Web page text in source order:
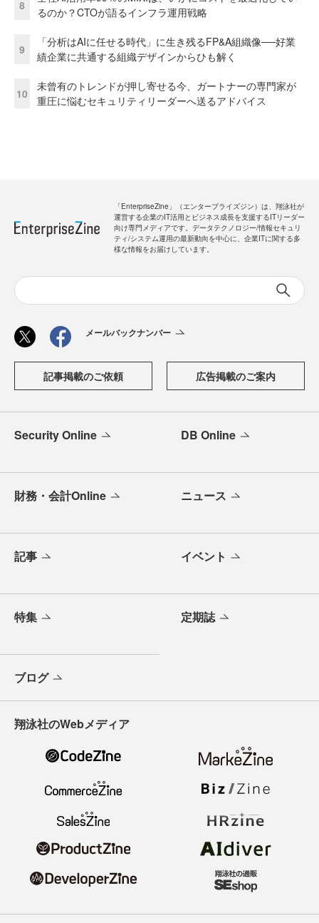
8
るのか？CTOが語るインフラ運用戦略
9
「分析はAIに任せる時代」に生き残るFP&A組織像──好業
績企業に共通する組織デザインからひも解く
10
未曾有のトレンドが押し寄せる今、ガートナーの専門家が
重圧に悩むセキュリティリーダーへ送るアドバイス
「EnterpriseZine」（エンタープライズジン）は、翔泳社が
運営する企業のIT活用とビジネス成長を支援するITリーダー
向け専門メディアです。データテクノロジー/情報セキュリ
ティ/システム運用の最新動向を中心に、企業ITに関する多
様な情報をお届けしています。
メールバックナンバー
記事掲載のご依頼 広告掲載のご案内
Security Online DB Online
財務・会計Online ニュース
記事 イベント
特集 定期誌
ブログ
翔泳社のWebメディア